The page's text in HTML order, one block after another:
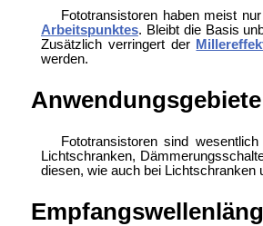
Fototransistoren haben meist
Arbeitspunktes. Bleibt die Basis
Zusätzlich verringert der
werden.
Anwendungsgebiete
Fototransistoren sind
Lichtschranken,
diesen, wie auch bei